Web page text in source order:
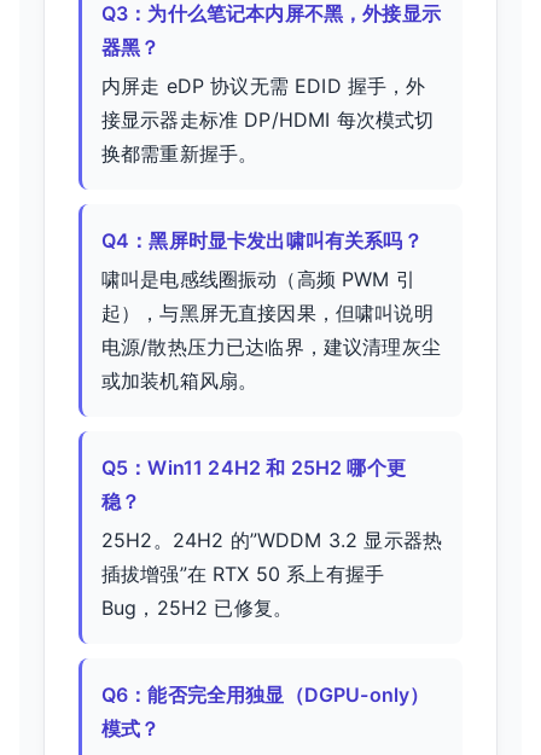
Q3：为什么笔记本内屏不黑，外接显示
器黑？
内屏走 eDP 协议无需 EDID 握手，外
接显示器走标准 DP/HDMI 每次模式切
换都需重新握手。
Q4：黑屏时显卡发出啸叫有关系吗？
啸叫是电感线圈振动（高频 PWM 引
起），与黑屏无直接因果，但啸叫说明
电源/散热压力已达临界，建议清理灰尘
或加装机箱风扇。
Q5：Win11 24H2 和 25H2 哪个更
稳？
25H2。24H2 的”WDDM 3.2 显示器热
插拔增强”在 RTX 50 系上有握手
Bug，25H2 已修复。
Q6：能否完全用独显（DGPU-only）
模式？